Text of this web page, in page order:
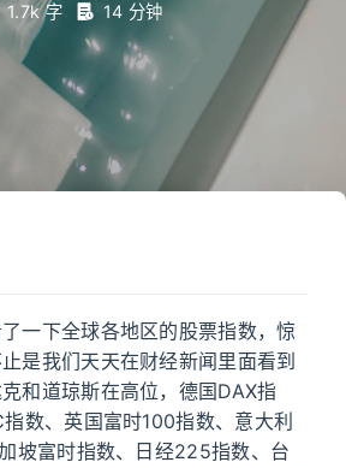
1.7k 字
14 分钟
一下全球各地区的股票指数，惊
是我们天天在财经新闻里面看到
和道琼斯在高位，德国DAX指
数、英国富时100指数、意大利
坡富时指数、日经225指数、台